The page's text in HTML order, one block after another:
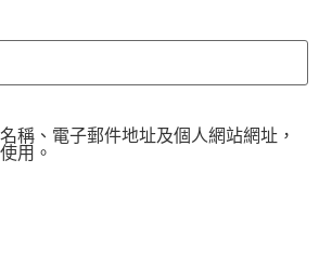
稱、電子郵件地址及個人網站網址，
用。